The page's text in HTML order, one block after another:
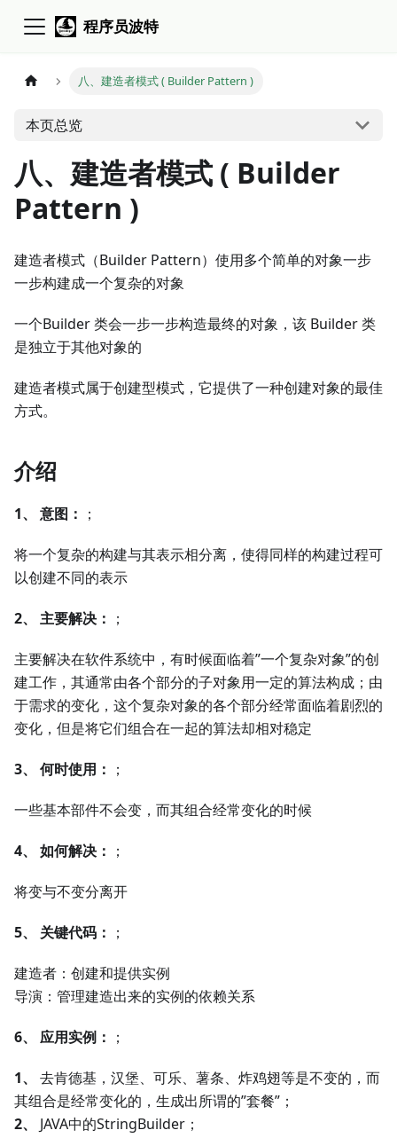
程序员波特
八、建造者模式 ( Builder Pattern )
本页总览
八、建造者模式 ( Builder
Pattern )
建造者模式（Builder Pattern）使用多个简单的对象一步
一步构建成一个复杂的对象
一个Builder 类会一步一步构造最终的对象，该 Builder 类
是独立于其他对象的
建造者模式属于创建型模式，它提供了一种创建对象的最佳
方式。
介绍
1、 意图： ；
将一个复杂的构建与其表示相分离，使得同样的构建过程可
以创建不同的表示
2、 主要解决： ；
主要解决在软件系统中，有时候面临着”一个复杂对象”的创
建工作，其通常由各个部分的子对象用一定的算法构成；由
于需求的变化，这个复杂对象的各个部分经常面临着剧烈的
变化，但是将它们组合在一起的算法却相对稳定
3、 何时使用： ；
一些基本部件不会变，而其组合经常变化的时候
4、 如何解决： ；
将变与不变分离开
5、 关键代码： ；
建造者：创建和提供实例
导演：管理建造出来的实例的依赖关系
6、 应用实例： ；
1、
去肯德基，汉堡、可乐、薯条、炸鸡翅等是不变的，而
其组合是经常变化的，生成出所谓的”套餐”；
2、
JAVA中的StringBuilder；